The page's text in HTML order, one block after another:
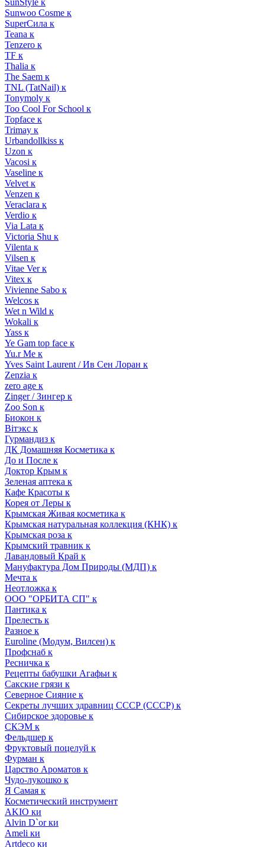
SunStyle к
Sunwoo Cosme к
SuperСила к
Teana к
Tenzero к
TF к
Thalia к
The Saem к
TNL (TatNail) к
Tonymoly к
Too Cool For School к
Topface к
Trimay к
Urbandollkiss к
Uzon к
Vacosi к
Vaseline к
Velvet к
Venzen к
Veraclara к
Verdio к
Via Lata к
Victoria Shu к
Vilenta к
Vilsen к
Vitae Ver к
Vitex к
Vivienne Sabo к
Welcos к
Wet n Wild к
Wokali к
Yass к
Ye Gam top face к
Yu.r Me к
Yves Saint Laurent / Ив Сен Лоран к
Zenzia к
zero age к
Zinger / Зингер к
Zoo Son к
Биокон к
Вiтэкс к
Гурмандиз к
ДК Домашняя Косметика к
До и После к
Доктор Крым к
Зеленая аптека к
Кафе Красоты к
Корея от Леры к
Крымская Живая косметика к
Крымская натуральная коллекция (КНК) к
Крымская роза к
Крымский травник к
Лавандовый Край к
Мануфактура Дом Природы (МДП) к
Мечта к
Неотложка к
ООО "ОРБИТА СП" к
Пантика к
Прелесть к
Разное к
Euroline (Модум, Вилсен) к
Профснаб к
Ресничка к
Рецепты бабушки Агафьи к
Сакские грязи к
Северное Сияние к
Секреты лучших здравниц СССР (СССР) к
Сибирское здоровье к
СКЭМ к
Фельдшер к
Фруктовый поцелуй к
Фурман к
Царство Ароматов к
Чудо-лукошко к
Я Самая к
Косметический инструмент
AKIO ки
Alvin D`or ки
Ameli ки
Artdeco ки